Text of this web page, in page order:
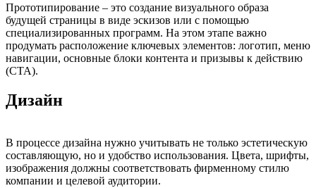
Прототипирование – это создание визуального образа
будущей страницы в виде эскизов или с помощью
специализированных программ. На этом этапе важно
продумать расположение ключевых элементов: логотип, меню
навигации, основные блоки контента и призывы к действию
(CTA).
Дизайн
В процессе дизайна нужно учитывать не только эстетическую
составляющую, но и удобство использования. Цвета, шрифты,
изображения должны соответствовать фирменному стилю
компании и целевой аудитории.